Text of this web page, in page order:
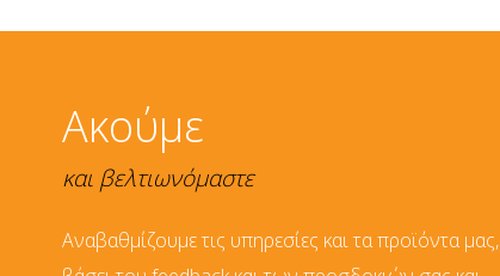
Ακούμε
και βελτιωνόμαστε
Αναβαθμίζουμε τις υπηρεσίες και τα προϊόντα μας,